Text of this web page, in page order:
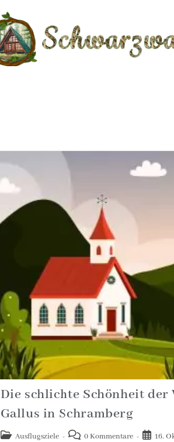
Die schlichte Schönheit
Gallus in Schramberg
Ausflugsziele 0 Kommentare 16.